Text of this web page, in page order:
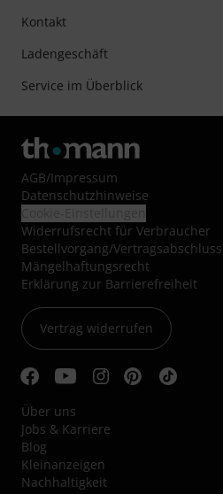
Kontakt
Ladengeschäft
Service im Überblick
AGB/Impressum
Datenschutzhinweise
Widerrufsrecht für Verbraucher
Bestellvorgang/Vertragsabschluss
Mängelhaftungsrecht
Erklärung zur Barrierefreiheit
Vertrag widerrufen
Über uns
Jobs & Karriere
Blog
Kleinanzeigen
Nachhaltigkeit